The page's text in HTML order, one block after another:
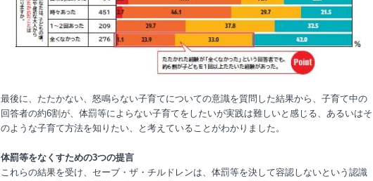
最後に、たたかない、怒鳴らない子育てについての意識を質問した結果から、子育て中の
回答者の約6割が、体罰等によらない子育てをしたいが実践は難しいと感じる、あるいはそ
のような子育て方法を知りたい、と考えていることがわかりました。
体罰等をなくすための3つの提言
これらの結果を受け、セーブ・ザ・チルドレンは、体罰等を決して容認しないという認識